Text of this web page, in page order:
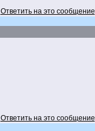
Ответить на это сообщение
Ответить на это сообщение